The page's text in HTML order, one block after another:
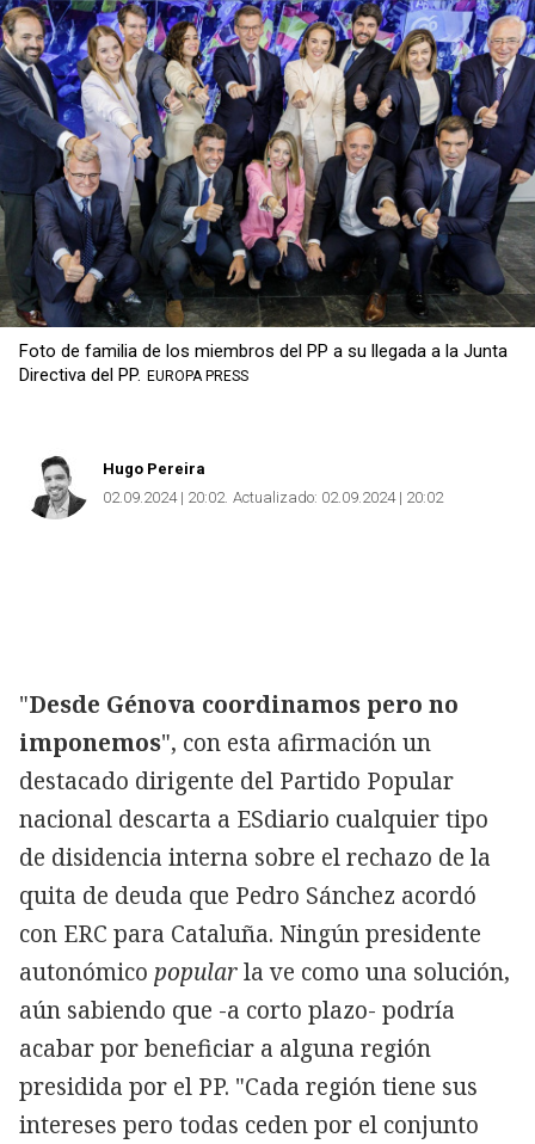
Foto de familia de los miembros del PP a su llegada a la Junta
Directiva del PP. EUROPA PRESS
Hugo Pereira
02.09.2024 | 20:02 Actualizado: 02.09.2024 | 20:02
"Desde Génova coordinamos pero no
imponemos", con esta afirmación un
destacado dirigente del Partido Popular
nacional descarta a ESdiario cualquier tipo
de disidencia interna sobre el rechazo de la
quita de deuda que Pedro Sánchez acordó
con ERC para Cataluña. Ningún presidente
autonómico popularla ve como una solución,
aún sabiendo que -a corto plazo- podría
acabar por beneficiar a alguna región
presidida por el PP. "Cada región tiene sus
intereses pero todas ceden por el conjunto